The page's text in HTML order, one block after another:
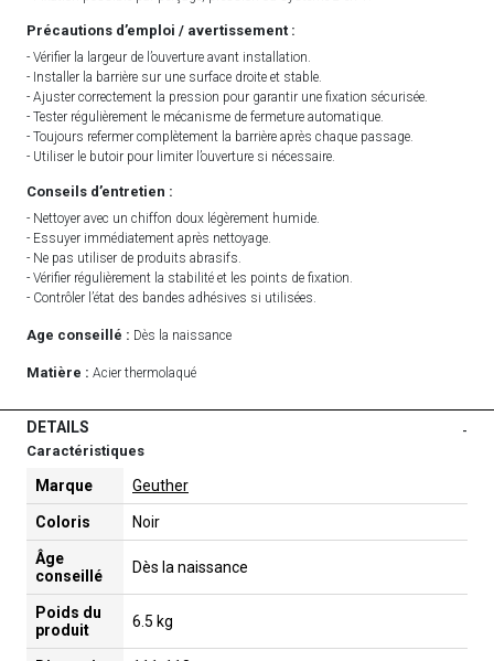
Précautions d’emploi / avertissement :
- Vérifier la largeur de l’ouverture avant installation.
- Installer la barrière sur une surface droite et stable.
- Ajuster correctement la pression pour garantir une fixation sécurisée.
- Tester régulièrement le mécanisme de fermeture automatique.
- Toujours refermer complètement la barrière après chaque passage.
- Utiliser le butoir pour limiter l’ouverture si nécessaire.
Conseils d’entretien :
- Nettoyer avec un chiffon doux légèrement humide.
- Essuyer immédiatement après nettoyage.
- Ne pas utiliser de produits abrasifs.
- Vérifier régulièrement la stabilité et les points de fixation.
- Contrôler l’état des bandes adhésives si utilisées.
Age conseillé : Dès la naissance
Matière : Acier thermolaqué
DETAILS -
Caractéristiques
Marque Geuther
Coloris Noir
Âge
conseillé
Dès la naissance
Poids du
produit
6.5 kg